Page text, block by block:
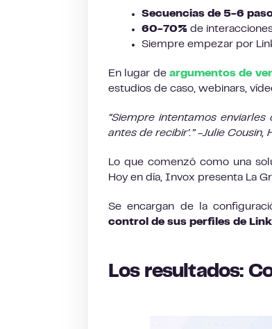
Secuencias de 5-6
60-70% de
Siempre empezar por
En lugar de argumentos de
estudios de caso, webinars,
“Siempre intentamos
antes de recibir’.” -Julie
Lo que comenzó como una
Hoy en día, Invox presenta La
Se encargan de la
control de sus perfiles de
Los resultados: